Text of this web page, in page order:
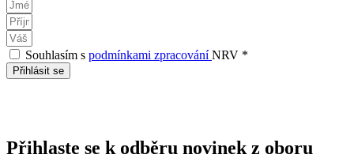
Souhlasím s podmínkami zpracováníNRV *
Přihlásit se
Přihlaste se k odběru novinek z oboru